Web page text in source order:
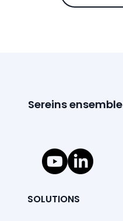
Sereins ensemble
SOLUTIONS